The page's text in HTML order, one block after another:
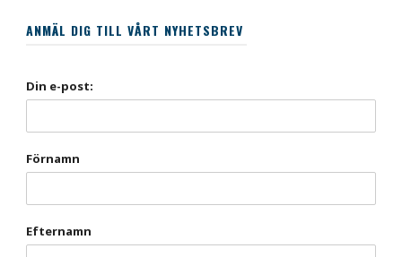
ANMÄL DIG TILL VÅRT NYHETSBREV
Din e-post:
Förnamn
Efternamn